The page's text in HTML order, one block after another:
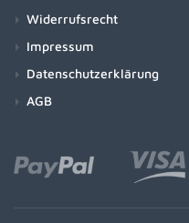
Widerrufsrecht
Impressum
Datenschutzerklärung
AGB